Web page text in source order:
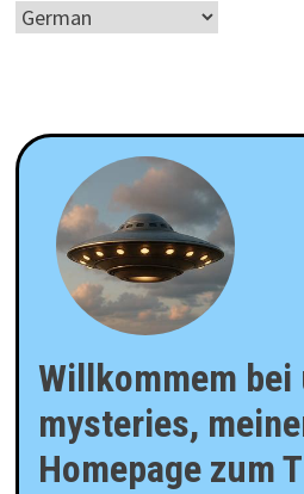
Willkommem
mysteries,
Homepage zum